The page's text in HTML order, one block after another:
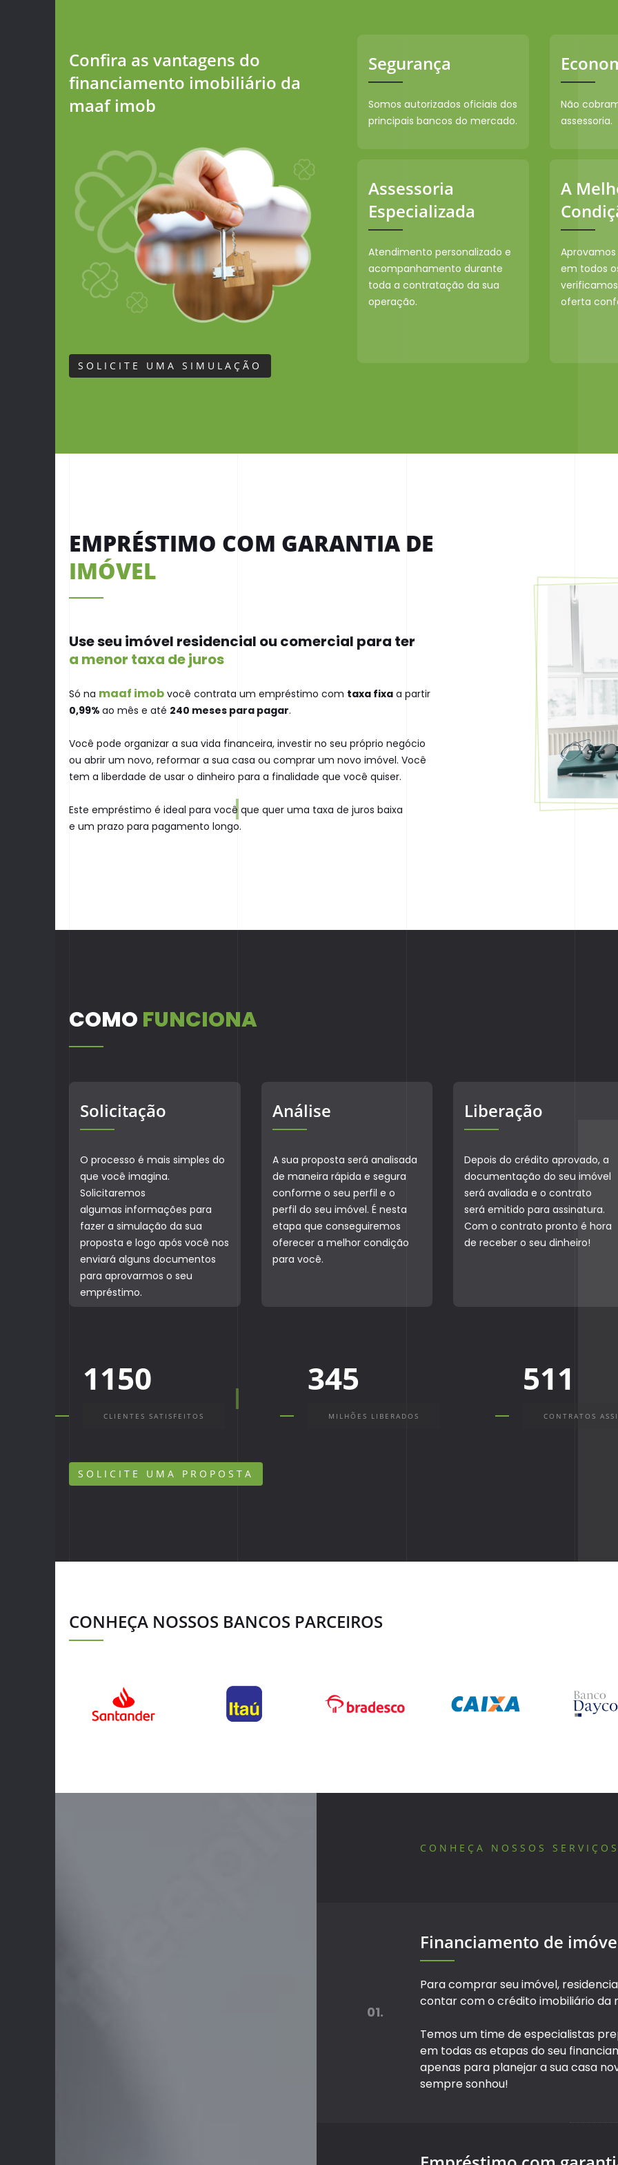
Confira as vantagens do
financiamento imobiliário da
maaf imob
SOLICITE UMA SIMULAÇÃO
Segurança
Somos autorizados oficiais dos
principais bancos do mercado.
Não
assessoria.
Assessoria
Especializada
Atendimento personalizado e
acompanhamento durante
toda a contratação da sua
operação.
A
em todos
oferta
EMPRÉSTIMO COM GARANTIA DE
IMÓVEL
Use seu imóvel residencial ou comercial para ter
a menor taxa de juros
Só na maaf imob você contrata um empréstimo com taxa fixa a partir
0,99% ao mês e até 240 meses para pagar.
Você pode organizar a sua vida financeira, investir no seu próprio negócio
ou abrir um novo, reformar a sua casa ou comprar um novo imóvel. Você
tem a liberdade de usar o dinheiro para a finalidade que você quiser.
Este empréstimo é ideal para você que quer uma taxa de juros baixa
e um prazo para pagamento longo.
COMO FUNCIONA
Solicitação
O processo é mais simples do
que você imagina.
Solicitaremos
algumas informações para
fazer a simulação da sua
proposta e logo após você nos
enviará alguns documentos
para aprovarmos o seu
empréstimo.
Análise
A sua proposta será analisada
de maneira rápida e segura
conforme o seu perfil e o
perfil do seu imóvel. É nesta
etapa que conseguiremos
oferecer a melhor condição
para você.
Liberação
Depois do crédito aprovado, a
documentação do seu imóvel
será avaliada e o contrato
será emitido para assinatura.
Com o contrato pronto é hora
de receber o seu dinheiro!
1150
CLIENTES SATISFEITOS
345
MILHÕES LIBERADOS
511
CONTRATOS
SOLICITE UMA PROPOSTA
CONHEÇA NOSSOS BANCOS PARCEIROS
CONHEÇA NOSSOS
Financiamento de
Para comprar seu imóvel,
contar com o crédito imobiliário da
Temos um time de especialistas
em todas as etapas do seu
apenas para planejar a sua casa
sempre sonhou!
01.